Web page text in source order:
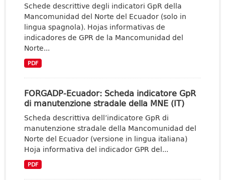
Schede descrittive degli indicatori GpR della
Mancomunidad del Norte del Ecuador (solo in
lingua spagnola). Hojas informativas de
indicadores de GPR de la Mancomunidad del
Norte...
PDF
FORGADP-Ecuador: Scheda indicatore GpR
di manutenzione stradale della MNE (IT)
Scheda descrittiva dell’indicatore GpR di
manutenzione stradale della Mancomunidad del
Norte del Ecuador (versione in lingua italiana)
Hoja informativa del indicador GPR del...
PDF